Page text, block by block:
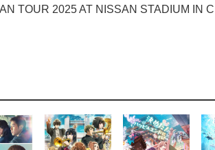
TOUR 2025 AT NISSAN STADIUM IN